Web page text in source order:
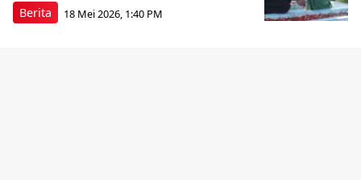
Berita 18 Mei 2026, 1:40 PM